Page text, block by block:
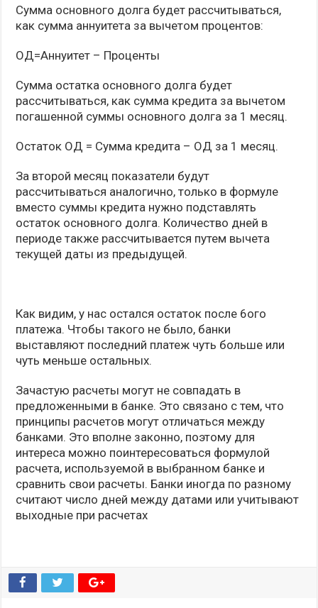
Сумма основного долга будет рассчитываться,
как сумма аннуитета за вычетом процентов:
ОД=Аннуитет – Проценты
Сумма остатка основного долга будет
рассчитываться, как сумма кредита за вычетом
погашенной суммы основного долга за 1 месяц.
Остаток ОД = Сумма кредита – ОД за 1 месяц.
За второй месяц показатели будут
рассчитываться аналогично, только в формуле
вместо суммы кредита нужно подставлять
остаток основного долга. Количество дней в
периоде также рассчитывается путем вычета
текущей даты из предыдущей.
Как видим, у нас остался остаток после 6ого
платежа. Чтобы такого не было, банки
выставляют последний платеж чуть больше или
чуть меньше остальных.
Зачастую расчеты могут не совпадать в
предложенными в банке. Это связано с тем, что
принципы расчетов могут отличаться между
банками. Это вполне законно, поэтому для
интереса можно поинтересоваться формулой
расчета, используемой в выбранном банке и
сравнить свои расчеты. Банки иногда по разному
считают число дней между датами или учитывают
выходные при расчетах